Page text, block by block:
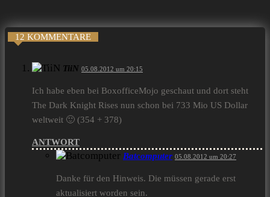
12 KOMMENTARE
TiiN 05.08.2012 um 20:15
Ich habe eben bei BoxofficeMojo geschaut und dort steht
The Dark Knight Rises nun schon bei 733 Mio US Dollar
weltweit 🙂 (354 + 378)
ANTWORT
Batcomputer 05.08.2012 um 20:27
Danke für den Hinweis. Die müssen gerade erst
aktualisiert worden sein.